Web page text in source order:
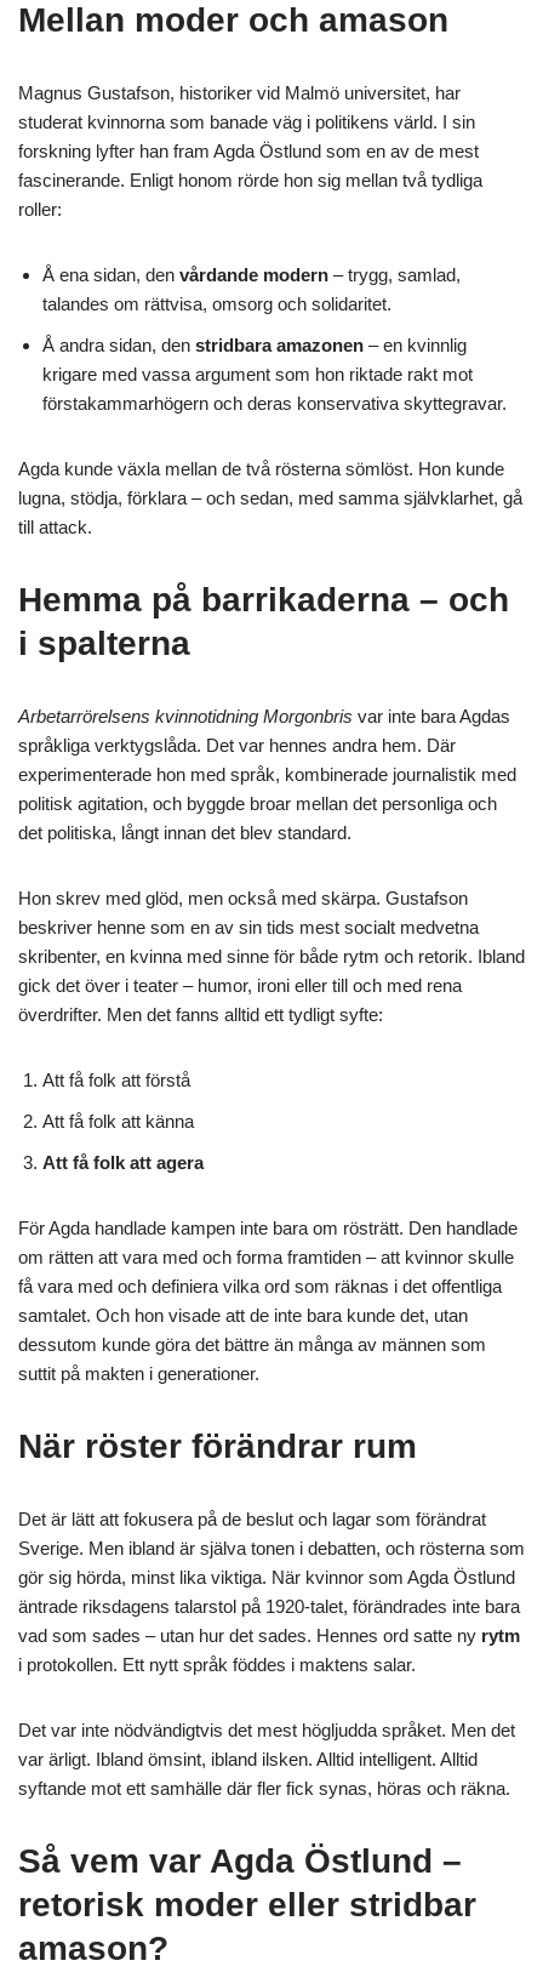
Mellan moder och amason
Magnus Gustafson, historiker vid Malmö universitet, har
studerat kvinnorna som banade väg i politikens värld. I sin
forskning lyfter han fram Agda Östlund som en av de mest
fascinerande. Enligt honom rörde hon sig mellan två tydliga
roller:
Å ena sidan, den vårdande modern – trygg, samlad,
talandes om rättvisa, omsorg och solidaritet.
Å andra sidan, den stridbara amazonen – en kvinnlig
krigare med vassa argument som hon riktade rakt mot
förstakammarhögern och deras konservativa skyttegravar.
Agda kunde växla mellan de två rösterna sömlöst. Hon kunde
lugna, stödja, förklara – och sedan, med samma självklarhet, gå
till attack.
Hemma på barrikaderna – och
i spalterna
Arbetarrörelsens kvinnotidning Morgonbris var inte bara Agdas
språkliga verktygslåda. Det var hennes andra hem. Där
experimenterade hon med språk, kombinerade journalistik med
politisk agitation, och byggde broar mellan det personliga och
det politiska, långt innan det blev standard.
Hon skrev med glöd, men också med skärpa. Gustafson
beskriver henne som en av sin tids mest socialt medvetna
skribenter, en kvinna med sinne för både rytm och retorik. Ibland
gick det över i teater – humor, ironi eller till och med rena
överdrifter. Men det fanns alltid ett tydligt syfte:
Att få folk att förstå
Att få folk att känna
Att få folk att agera
För Agda handlade kampen inte bara om rösträtt. Den handlade
om rätten att vara med och forma framtiden – att kvinnor skulle
få vara med och definiera vilka ord som räknas i det offentliga
samtalet. Och hon visade att de inte bara kunde det, utan
dessutom kunde göra det bättre än många av männen som
suttit på makten i generationer.
När röster förändrar rum
Det är lätt att fokusera på de beslut och lagar som förändrat
Sverige. Men ibland är själva tonen i debatten, och rösterna som
gör sig hörda, minst lika viktiga. När kvinnor som Agda Östlund
äntrade riksdagens talarstol på 1920-talet, förändrades inte bara
vad som sades – utan hur det sades. Hennes ord satte ny rytm
i protokollen. Ett nytt språk föddes i maktens salar.
Det var inte nödvändigtvis det mest högljudda språket. Men det
var ärligt. Ibland ömsint, ibland ilsken. Alltid intelligent. Alltid
syftande mot ett samhälle där fler fick synas, höras och räkna.
Så vem var Agda Östlund –
retorisk moder eller stridbar
amason?